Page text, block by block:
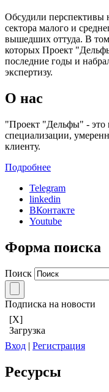
Обсудили перспективы
сектора малого и
вышедших оттуда. В том
которых Проект
последние годы и
экспертизу.
О нас
"Проект "Дельфы" - это
специализации,
клиенту.
Подробнее
Telegram
linkedin
ВКонтакте
Youtube
Форма поиска
Поиск
Подписка на новости
[X]
Загрузка
Вход | Регистрация
Ресурсы